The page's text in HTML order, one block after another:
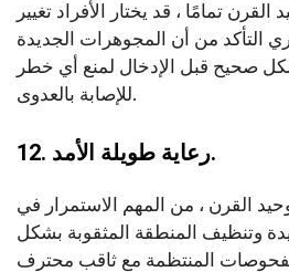
تمامًا ، قد يختار الأفراد تغيير
التأكد من أن المجوهرات الجديدة
صحيح قبل الإدخال لمنع أي خطر
للإصابة بالعدوى.
12. رعاية طويلة الأمد.
القرن ، من المهم الاستمرار في
وتنظيف المنطقة المثقوبة بشكل
المنتظمة مع ثاقب محترف